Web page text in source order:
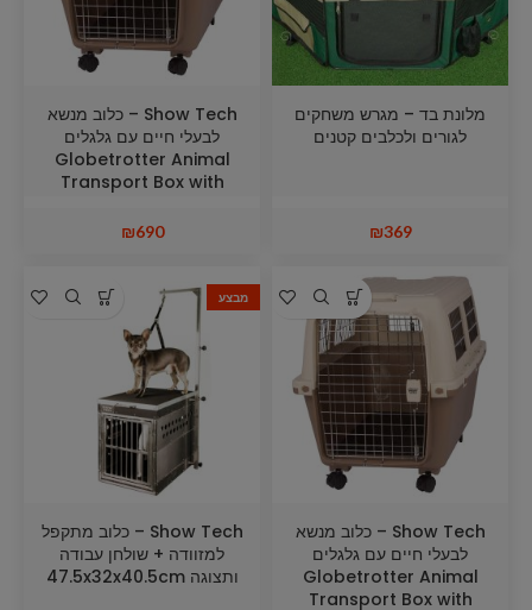
מלונת בד – מגרש משחקים
לגורים ולכלבים קטנים
₪369
Show Tech – כלוב מנשא
לבעלי חיים עם גלגלים
Globetrotter Animal
Transport Box with
cm
₪690
Show Tech – כלוב מנשא
לבעלי חיים עם גלגלים
Globetrotter Animal
Transport Box with
מבצע
Show Tech – כלוב מתקפל
למזוודה + שולחן עבודה
ותצוגה 47.5x32x40.5cm